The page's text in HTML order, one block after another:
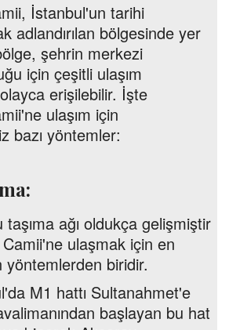
İstanbul'un tarihi
adlandırılan bölgesinde yer
şehrin merkezi
için çeşitli ulaşım
erişilebilir. İşte
ulaşım için
bazı yöntemler:
ağı oldukça gelişmiştir
ulaşmak için en
yöntemlerden biridir.
M1 hattı Sultanahmet'e
başlayan bu hat